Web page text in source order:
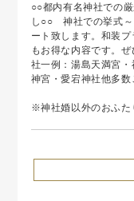
○○都内有名神社での
し○○ 神社での挙式～
ート致します。和装
もお得な内容です。
社一例：湯島天満宮
神宮・愛宕神社他多数
※神社婚以外のおふた